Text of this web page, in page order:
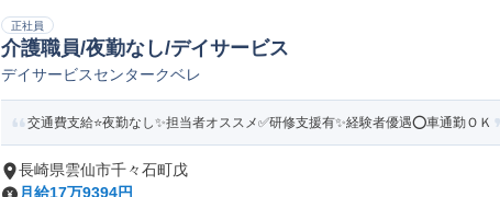
正社員
介護職員/夜勤なし/デイサービス
デイサービスセンタークベレ
交通費支給⭐️夜勤なし✨担当者オススメ✅️研修支援有✨経験者優遇⭕️車通勤ＯＫ
長崎県雲仙市千々石町戊
月給17万9394円